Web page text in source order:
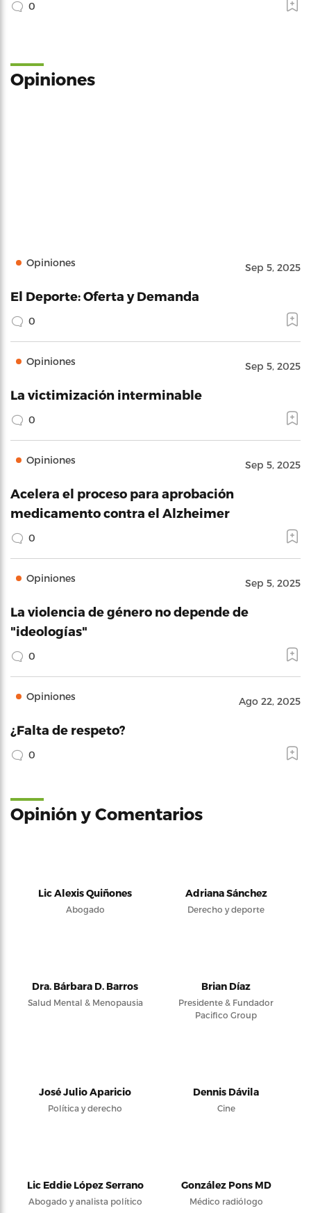
0
Opiniones
Opiniones Sep 5, 2025
El Deporte: Oferta y Demanda
0
Opiniones Sep 5, 2025
La victimización interminable
0
Opiniones Sep 5, 2025
Acelera el proceso para aprobación
medicamento contra el Alzheimer
0
Opiniones Sep 5, 2025
La violencia de género no depende de
"ideologías"
0
Opiniones Ago 22, 2025
¿Falta de respeto?
0
Opinión y Comentarios
Lic Alexis Quiñones
Abogado
Adriana Sánchez
Derecho y deporte
Dra. Bárbara D. Barros
Salud Mental & Menopausia
Brian Díaz
Presidente & Fundador
Pacifico Group
José Julio Aparicio
Política y derecho
Dennis Dávila
Cine
Lic Eddie López Serrano
Abogado y analista político
González Pons MD
Médico radiólogo